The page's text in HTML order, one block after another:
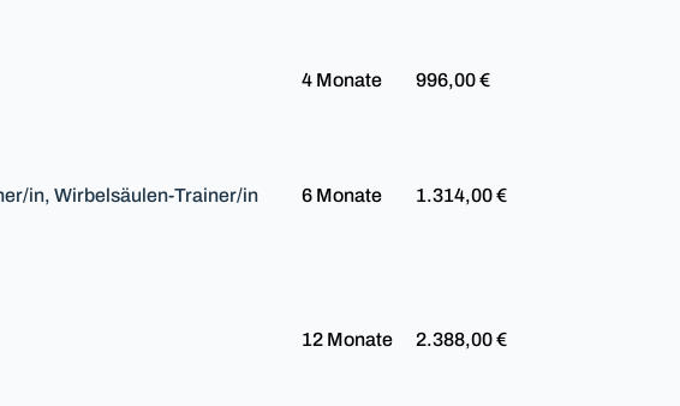
4 Monate 996,00 €
in, Wirbelsäulen-Trainer/in
6 Monate 1.314,00 €
12 Monate 2.388,00 €